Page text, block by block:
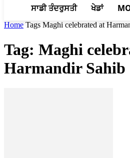
ਸਾਡੀ ਤੰਦਰੁਸਤੀ ਖੇਡਾਂ
Home Tags Maghi celebrated at
Tag: Maghi
Harmandir Sahib